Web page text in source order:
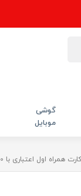
گوشی
موبایل
اول اعتباری با 300 گیگ اینترنت یکساله